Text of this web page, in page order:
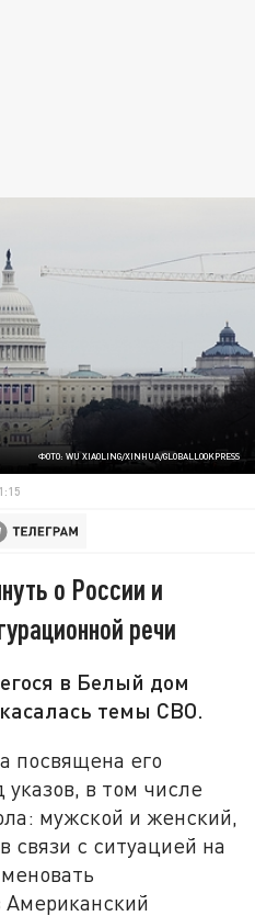
ФОТО: WU XIAOLING/XINHUA/GLOBALLOOKPRESS
о России и
речи
в Белый дом
темы СВО.
посвящена его
в том числе
мужской и женский,
связи с ситуацией на
Американский